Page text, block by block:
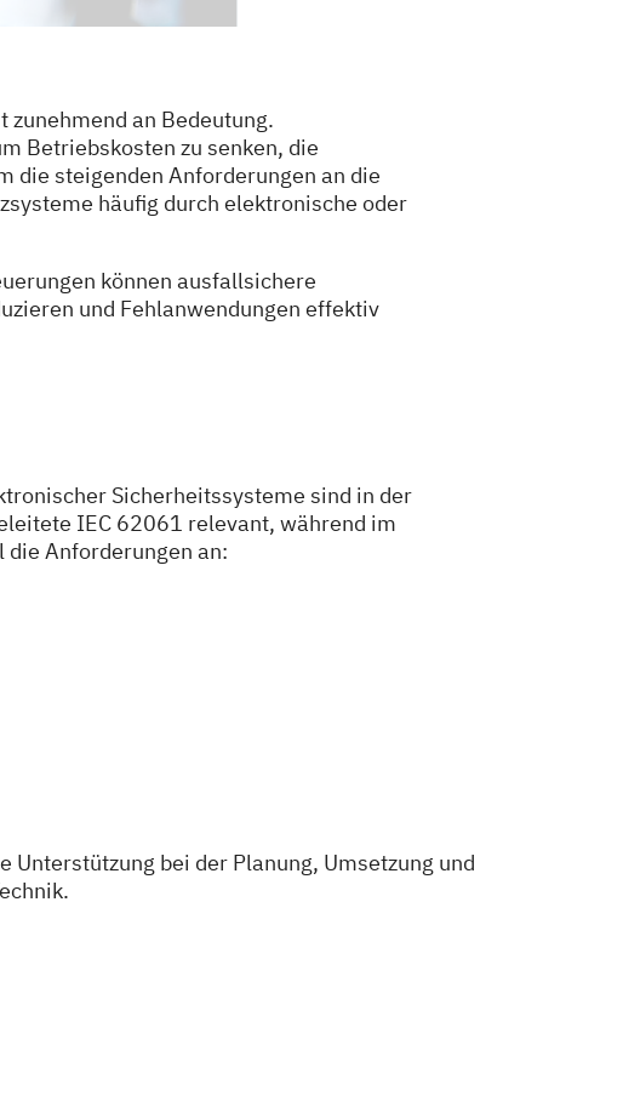
an Bedeutung.
Betriebskosten zu senken, die
die steigenden Anforderungen an die
häufig durch elektronische oder
können ausfallsichere
und Fehlanwendungen effektiv
Sicherheitssysteme sind in der
IEC 62061 relevant, während im
Anforderungen an:
bei der Planung, Umsetzung und